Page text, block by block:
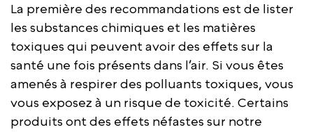
La première des recommandations est de lister
les substances chimiques et les matières
toxiques qui peuvent avoir des effets sur la
santé une fois présents dans l’air. Si vous êtes
amenés à respirer des polluants toxiques, vous
vous exposez à un risque de toxicité. Certains
produits ont des effets néfastes sur notre